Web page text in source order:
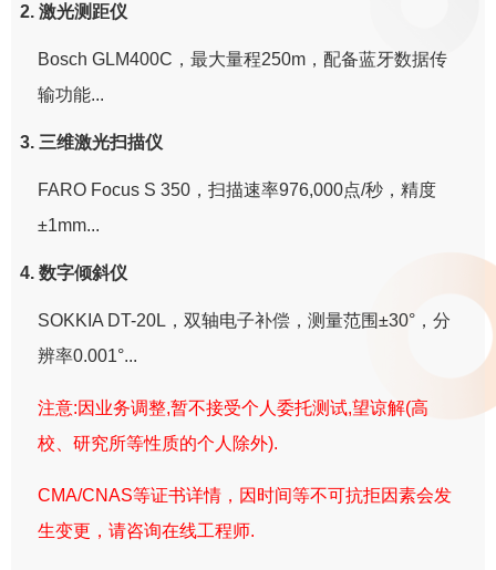
2. 激光测距仪
Bosch GLM400C，最大量程250m，配备蓝牙数据传
输功能...
3. 三维激光扫描仪
FARO Focus S 350，扫描速率976,000点/秒，精度
±1mm...
4. 数字倾斜仪
SOKKIA DT-20L，双轴电子补偿，测量范围±30°，分
辨率0.001°...
注意:因业务调整,暂不接受个人委托测试,望谅解(高
校、研究所等性质的个人除外).
CMA/CNAS等证书详情，因时间等不可抗拒因素会发
生变更，请咨询在线工程师.